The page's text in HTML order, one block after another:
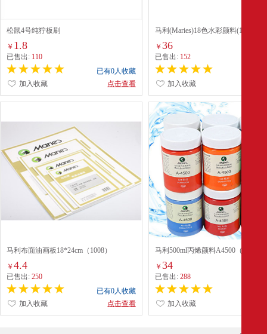
松鼠4号纯狞板刷
￥ 1.8
已售出: 110
已有0人收藏
点击查看
加入收藏
马利(Maries)18色水彩颜料(1338)
￥36
已售出: 152
加入收藏
马利布面油画板18*24cm（1008）
￥ 4.4
已售出: 250
已有0人收藏
点击查看
加入收藏
马利500ml丙烯颜料A4500（混色）
￥34
已售出:288
加入收藏